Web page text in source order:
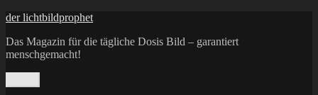
Zum
springen
der lichtbildprophet
Das Magazin für die tägliche Dosis Bild – garantiert
menschgemacht!